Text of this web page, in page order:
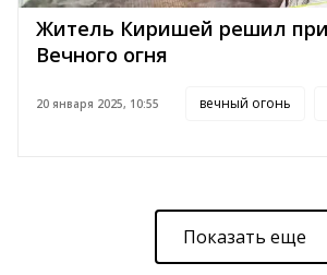
Житель Киришей решил
Вечного огня
20 января 2025, 10:55 вечный огонь
Показать еще